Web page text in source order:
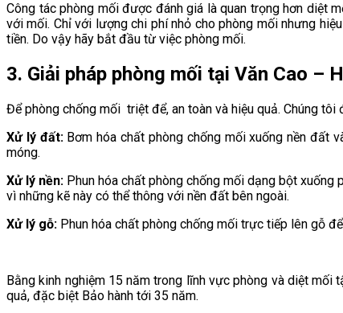
Công tác phòng mối được đánh giá là quan trọng hơn diệt
với mối. Chỉ với lượng chi phí nhỏ cho phòng mối nhưng
tiền. Do vậy hãy bắt đầu từ việc phòng mối.
3. Giải pháp phòng mối tại Văn Cao –
Để phòng chống mối triệt để, an toàn và hiệu quả. Chúng
Xử lý đất:Bơm hóa chất phòng chống mối xuống nền đất
móng.
Xử lý nền: Phun hóa chất phòng chống mối dạng bột
vì những kẽ này có thể thông với nền đất bên ngoài.
Xử lý gỗ: Phun hóa chất phòng chống mối trực tiếp lên gỗ
Bằng kinh nghiệm 15 năm trong lĩnh vực phòng và diệt mối
quả, đặc biệt Bảo hành tới 35 năm.